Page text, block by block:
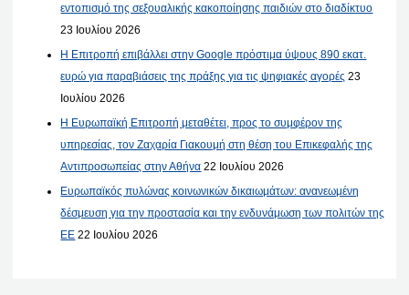
εντοπισμό της σεξουαλικής κακοποίησης παιδιών στο διαδίκτυο
23 Ιουλίου 2026
Η Επιτροπή επιβάλλει στην Google πρόστιμα ύψους 890 εκατ.
ευρώ για παραβιάσεις της πράξης για τις ψηφιακές αγορές 23
Ιουλίου 2026
Η Ευρωπαϊκή Επιτροπή μεταθέτει, προς το συμφέρον της
υπηρεσίας, τον Ζαχαρία Γιακουμή στη θέση του Επικεφαλής της
Αντιπροσωπείας στην Αθήνα 22 Ιουλίου 2026
Ευρωπαϊκός πυλώνας κοινωνικών δικαιωμάτων: ανανεωμένη
δέσμευση για την προστασία και την ενδυνάμωση των πολιτών της
ΕΕ 22 Ιουλίου 2026